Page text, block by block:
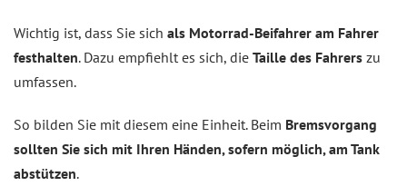
Wichtig ist, dass Sie sich als Motorrad-Beifahrer am Fahrer
festhalten. Dazu empfiehlt es sich, die Taille des Fahrers zu
umfassen.
So bilden Sie mit diesem eine Einheit. Beim Bremsvorgang
sollten Sie sich mit Ihren Händen, sofern möglich, am Tank
abstützen.